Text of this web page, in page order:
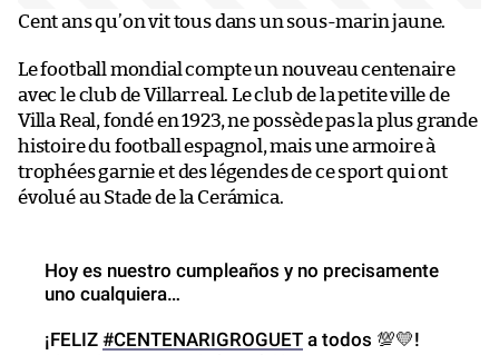
Cent ans qu’on vit tous dans un sous-marin jaune.
Le football mondial compte un nouveau centenaire
avec le club de Villarreal. Le club de la petite ville de
Villa Real, fondé en 1923, ne possède pas la plus grande
histoire du football espagnol, mais une armoire à
trophées garnie et des légendes de ce sport qui ont
évolué au Stade de la Cerámica.
Hoy es nuestro cumpleaños y no precisamente
uno cualquiera…
¡FELIZ #CENTENARIGROGUET a todos 💯💛!